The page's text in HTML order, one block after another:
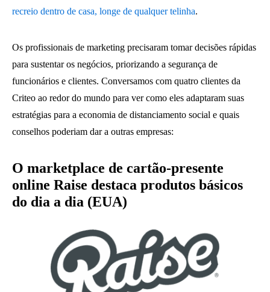
recreio dentro de casa, longe de qualquer telinha.
Os profissionais de marketing precisaram tomar decisões rápidas
para sustentar os negócios, priorizando a segurança de
funcionários e clientes. Conversamos com quatro clientes da
Criteo ao redor do mundo para ver como eles adaptaram suas
estratégias para a economia de distanciamento social e quais
conselhos poderiam dar a outras empresas:
O marketplace de cartão-presente
online Raise destaca produtos básicos
do dia a dia (EUA)